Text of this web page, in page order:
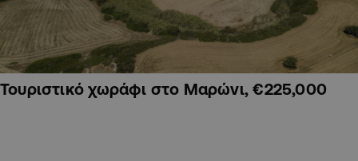
Τουριστικό χωράφι στο Μαρώνι, €225,000